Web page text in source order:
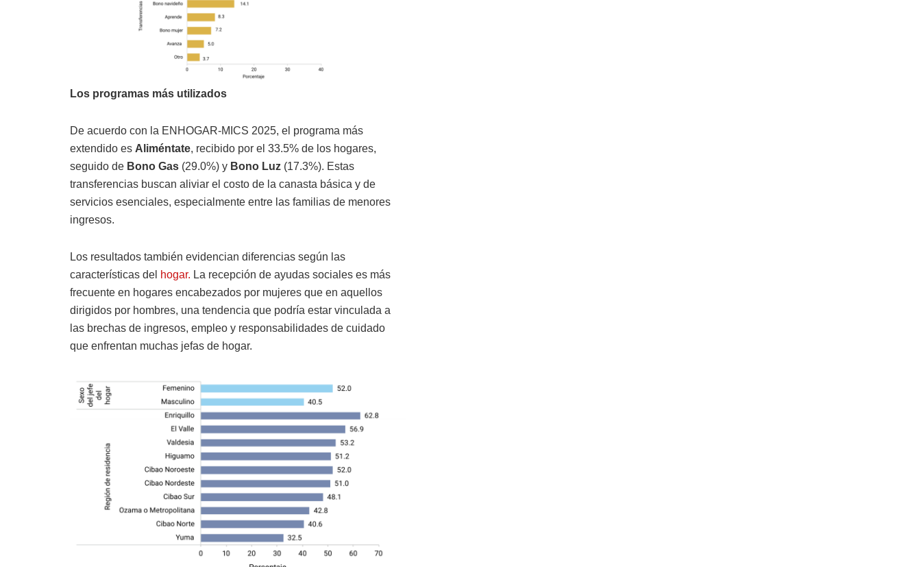
Los programas más utilizados
De acuerdo con la ENHOGAR-MICS 2025, el programa más
extendido es Aliméntate, recibido por el 33.5% de los hogares,
seguido de Bono Gas (29.0%) y Bono Luz (17.3%). Estas
transferencias buscan aliviar el costo de la canasta básica y de
servicios esenciales, especialmente entre las familias de menores
ingresos.
Los resultados también evidencian diferencias según las
características del hogar. La recepción de ayudas sociales es más
frecuente en hogares encabezados por mujeres que en aquellos
dirigidos por hombres, una tendencia que podría estar vinculada a
las brechas de ingresos, empleo y responsabilidades de cuidado
que enfrentan muchas jefas de hogar.